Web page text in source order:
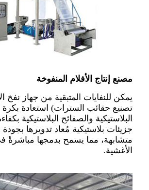
مصنع إنتاج الأفلام المنفوخة
يمكن للنفايات المتبقية من جهاز نفخ
تصنيع حقائب السترات) استعادة بكرة
البلاستيكية والصفائح البلاستيكية
جزيئات بلاستيكية مُعاد تدويرها بجودة
متشابهة، مما يسمح بدمجها مباشرةً
الأغشية.